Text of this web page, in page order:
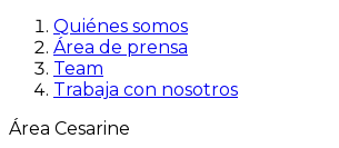
Quiénes somos
Área de prensa
Team
Trabaja con nosotros
Área Cesarine